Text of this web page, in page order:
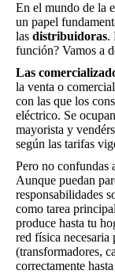
En el mundo de la
un papel
las distribuidoras.
función? Vamos a
Las
la venta o
con las que los
eléctrico. Se
mayorista y
según las tarifas
Pero no confundas
Aunque puedan
responsabilidades
como tarea
produce hasta tu
red física necesaria
(transformadores,
correctamente